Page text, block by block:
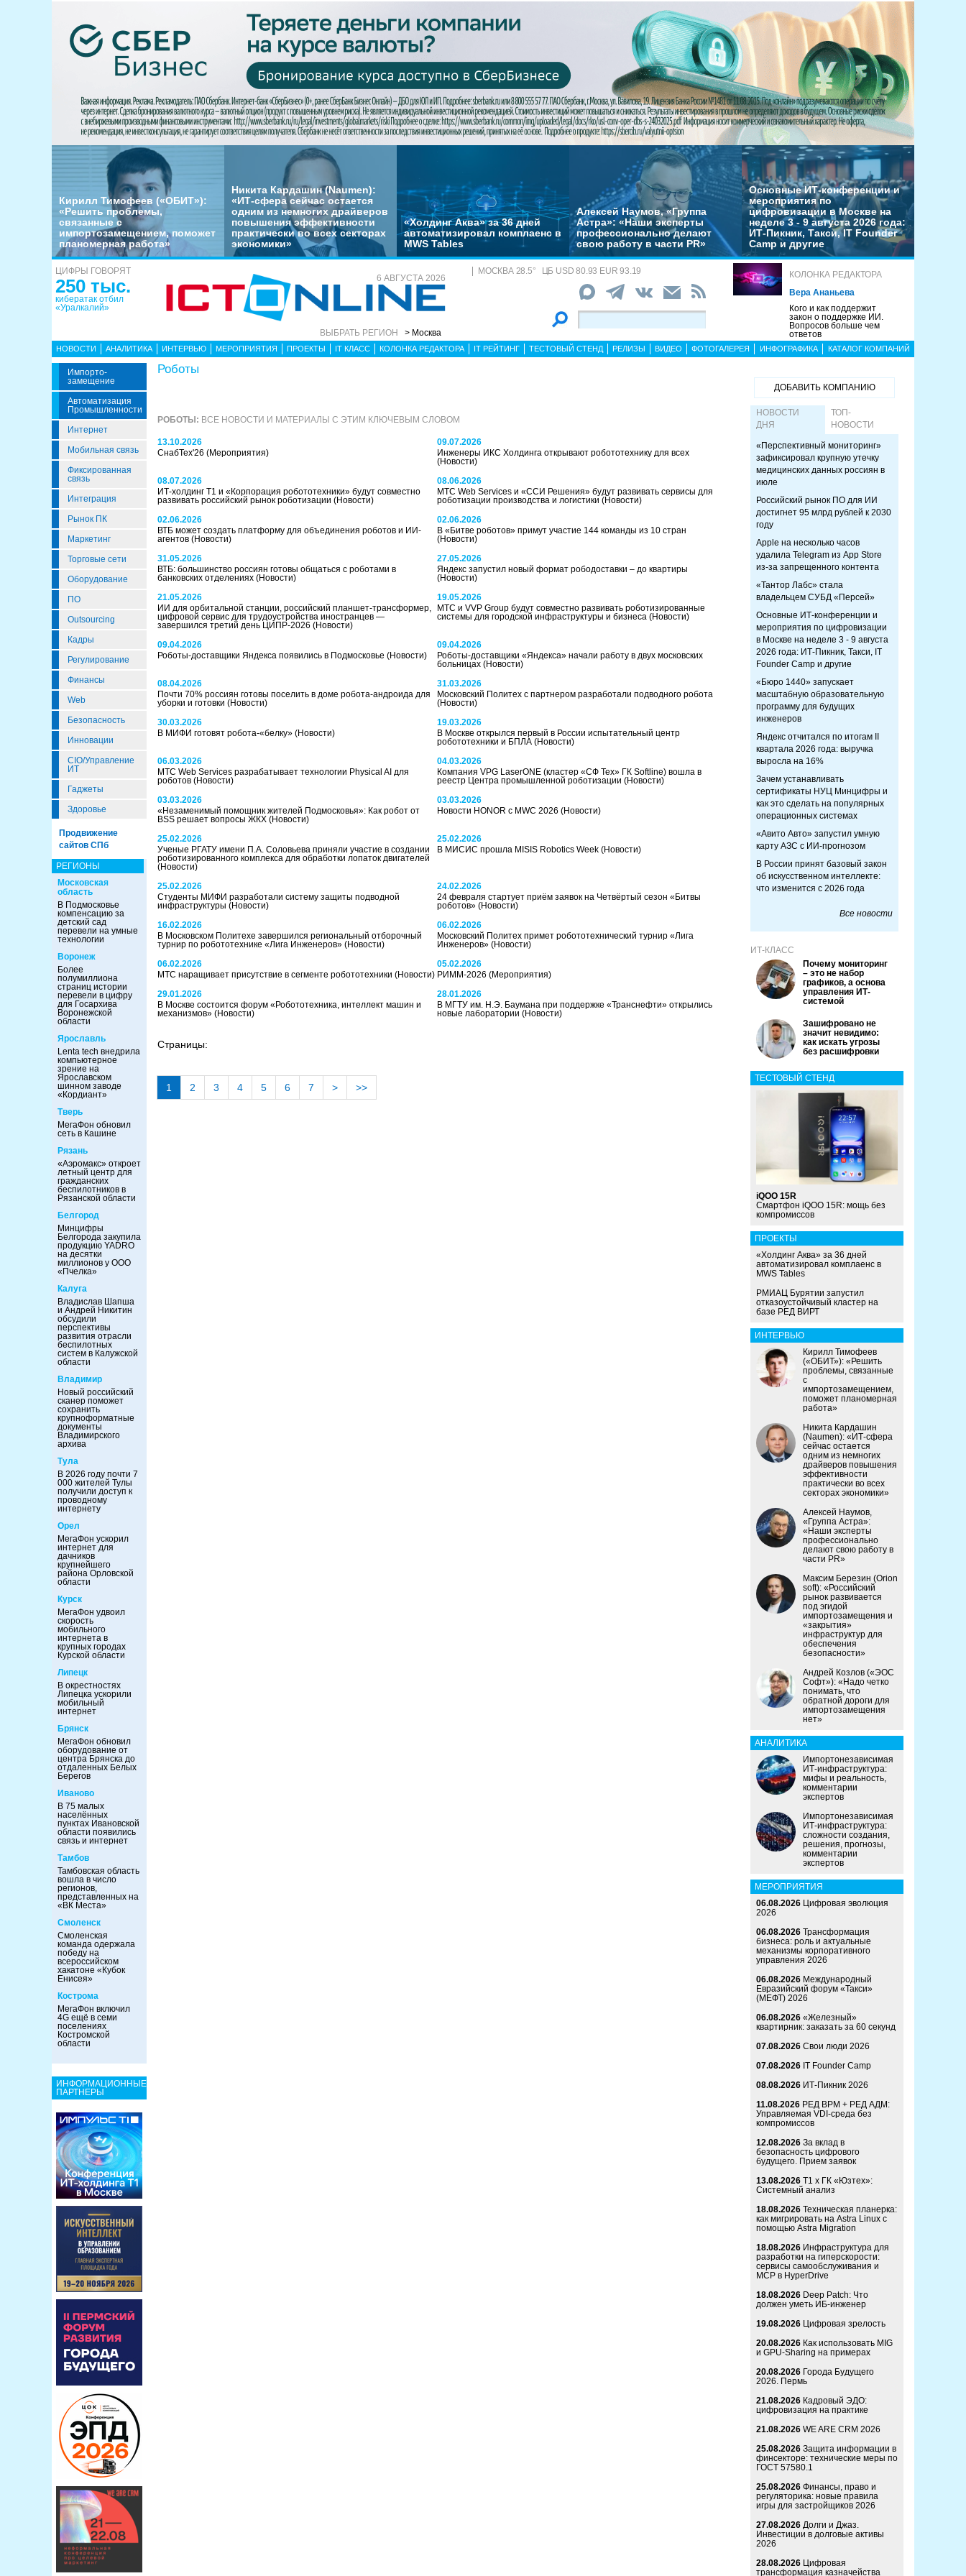
Кирилл Тимофеев («ОБИТ»):
«Решить проблемы,
связанные с
импортозамещением, поможет
планомерная работа»
Никита Кардашин (Naumen):
«ИТ-сфера сейчас остается
одним из немногих драйверов
повышения эффективности
практически во всех секторах
экономики»
«Холдинг Аква» за 36 дней
автоматизировал комплаенс в
MWS Tables
Алексей Наумов, «Группа
Астра»: «Наши эксперты
профессионально делают
свою работу в части PR»
Основные ИТ-конференции и
мероприятия по
цифровизации в Москве на
неделе 3 - 9 августа 2026 года:
ИТ-Пикник, Такси, IT Founder
Camp и другие
ЦИФРЫ ГОВОРЯТ
250 тыс.
кибератак отбил
«Уралкалий»
6 АВГУСТА 2026
ВЫБРАТЬ РЕГИОН > Москва
МОСКВА 28.5° ЦБ USD 80.93 EUR 93.19
КОЛОНКА РЕДАКТОРА
Вера Ананьева
Кого и как поддержит
закон о поддержке ИИ.
Вопросов больше чем
ответов
НОВОСТИ АНАЛИТИКА ИНТЕРВЬЮ МЕРОПРИЯТИЯ ПРОЕКТЫ IT КЛАСС КОЛОНКА РЕДАКТОРА IT РЕЙТИНГ ТЕСТОВЫЙ СТЕНД РЕЛИЗЫ ВИДЕО ФОТОГАЛЕРЕЯ ИНФОГРАФИКА КАТАЛОГ КОМПАНИЙ
Импорто­
Замещение
Автоматизация
Промышленности
Интернет
Мобильная связь
Фиксированная
связь
Интеграция
Рынок ПК
Маркетинг
Торговые сети
Оборудование
ПО
Outsourcing
Кадры
Регулирование
Финансы
Web
Безопасность
Инновации
CIO/Управление
ИТ
Гаджеты
Здоровье
Продвижение
сайтов СПб
РЕГИОНЫ
Московская
область
В Подмосковье
компенсацию за
детский сад
перевели на умные
технологии
Воронеж
Более
полумиллиона
страниц истории
перевели в цифру
для Госархива
Воронежской
области
Ярославль
Lenta tech внедрила
компьютерное
зрение на
Ярославском
шинном заводе
«Кордиант»
Тверь
МегаФон обновил
сеть в Кашине
Рязань
«Аэромакс» откроет
летный центр для
гражданских
беспилотников в
Рязанской области
Белгород
Минцифры
Белгорода закупила
продукцию YADRO
на десятки
миллионов у ООО
«Пчелка»
Калуга
Владислав Шапша
и Андрей Никитин
обсудили
перспективы
развития отрасли
беспилотных
систем в Калужской
области
Владимир
Новый российский
сканер поможет
сохранить
крупноформатные
документы
Владимирского
архива
Тула
В 2026 году почти 7
000 жителей Тулы
получили доступ к
проводному
интернету
Орел
МегаФон ускорил
интернет для
дачников
крупнейшего
района Орловской
области
Курск
МегаФон удвоил
скорость
мобильного
интернета в
крупных городах
Курской области
Липецк
В окрестностях
Липецка ускорили
мобильный
интернет
Брянск
МегаФон обновил
оборудование от
центра Брянска до
отдаленных Белых
Берегов
Иваново
В 75 малых
населённых
пунктах Ивановской
области появились
связь и интернет
Тамбов
Тамбовская область
вошла в число
регионов,
представленных на
«ВК Места»
Смоленск
Смоленская
команда одержала
победу на
всероссийском
хакатоне «Кубок
Енисея»
Кострома
МегаФон включил
4G ещё в семи
поселениях
Костромской
области
ИНФОРМАЦИОННЫЕ
ПАРТНЕРЫ
Роботы
РОБОТЫ: ВСЕ НОВОСТИ И МАТЕРИАЛЫ С ЭТИМ КЛЮЧЕВЫМ СЛОВОМ
13.10.2026
СнабТех'26 (Мероприятия)
09.07.2026
Инженеры ИКС Холдинга открывают робототехнику для всех
(Новости)
08.07.2026
ИТ-холдинг Т1 и «Корпорация робототехники» будут совместно
развивать российский рынок роботизации (Новости)
08.06.2026
МТС Web Services и «ССИ Решения» будут развивать сервисы для
роботизации производства и логистики (Новости)
02.06.2026
ВТБ может создать платформу для объединения роботов и ИИ-
агентов (Новости)
02.06.2026
В «Битве роботов» примут участие 144 команды из 10 стран
(Новости)
31.05.2026
ВТБ: большинство россиян готовы общаться с роботами в
банковских отделениях (Новости)
27.05.2026
Яндекс запустил новый формат рободоставки – до квартиры
(Новости)
21.05.2026
ИИ для орбитальной станции, российский планшет-трансформер,
цифровой сервис для трудоустройства иностранцев —
завершился третий день ЦИПР-2026 (Новости)
19.05.2026
МТС и VVP Group будут совместно развивать роботизированные
системы для городской инфраструктуры и бизнеса (Новости)
09.04.2026
Роботы-доставщики Яндекса появились в Подмосковье (Новости)
09.04.2026
Роботы-доставщики «Яндекса» начали работу в двух московских
больницах (Новости)
08.04.2026
Почти 70% россиян готовы поселить в доме робота-андроида для
уборки и готовки (Новости)
31.03.2026
Московский Политех с партнером разработали подводного робота
(Новости)
30.03.2026
В МИФИ готовят робота-«белку» (Новости)
19.03.2026
В Москве открылся первый в России испытательный центр
робототехники и БПЛА (Новости)
06.03.2026
МТС Web Services разрабатывает технологии Physical AI для
роботов (Новости)
04.03.2026
Компания VPG LaserONE (кластер «СФ Тех» ГК Softline) вошла в
реестр Центра промышленной роботизации (Новости)
03.03.2026
«Незаменимый помощник жителей Подмосковья»: Как робот от
BSS решает вопросы ЖКХ (Новости)
03.03.2026
Новости HONOR с MWC 2026 (Новости)
25.02.2026
Ученые РГАТУ имени П.А. Соловьева приняли участие в создании
роботизированного комплекса для обработки лопаток двигателей
(Новости)
25.02.2026
В МИСИС прошла MISIS Robotics Week (Новости)
25.02.2026
Студенты МИФИ разработали систему защиты подводной
инфраструктуры (Новости)
24.02.2026
24 февраля стартует приём заявок на Четвёртый сезон «Битвы
роботов» (Новости)
16.02.2026
В Московском Политехе завершился региональный отборочный
турнир по робототехнике «Лига Инженеров» (Новости)
06.02.2026
Московский Политех примет робототехнический турнир «Лига
Инженеров» (Новости)
06.02.2026
МТС наращивает присутствие в сегменте робототехники (Новости)
05.02.2026
РИММ-2026 (Мероприятия)
29.01.2026
В Москве состоится форум «Робототехника, интеллект машин и
механизмов» (Новости)
28.01.2026
В МГТУ им. Н.Э. Баумана при поддержке «Транснефти» открылись
новые лаборатории (Новости)
Страницы:
1 2 3 4 5 6 7 > >>
ДОБАВИТЬ КОМПАНИЮ
НОВОСТИ
ДНЯ
ТОП-
НОВОСТИ
«Перспективный мониторинг»
зафиксировал крупную утечку
медицинских данных россиян в
июле
Российский рынок ПО для ИИ
достигнет 95 млрд рублей к 2030
году
Apple на несколько часов
удалила Telegram из App Store
из-за запрещенного контента
«Тантор Лабс» стала
владельцем СУБД «Персей»
Основные ИТ-конференции и
мероприятия по цифровизации
в Москве на неделе 3 - 9 августа
2026 года: ИТ-Пикник, Такси, IT
Founder Camp и другие
«Бюро 1440» запускает
масштабную образовательную
программу для будущих
инженеров
Яндекс отчитался по итогам II
квартала 2026 года: выручка
выросла на 16%
Зачем устанавливать
сертификаты НУЦ Минцифры и
как это сделать на популярных
операционных системах
«Авито Авто» запустил умную
карту АЗС с ИИ-прогнозом
В России принят базовый закон
об искусственном интеллекте:
что изменится с 2026 года
Все новости
ИТ-КЛАСС
Почему мониторинг
– это не набор
графиков, а основа
управления ИТ-
системой
Зашифровано не
значит невидимо:
как искать угрозы
без расшифровки
ТЕСТОВЫЙ СТЕНД
iQOO 15R
Смартфон iQOO 15R: мощь без
компромиссов
ПРОЕКТЫ
«Холдинг Аква» за 36 дней
автоматизировал комплаенс в
MWS Tables
РМИАЦ Бурятии запустил
отказоустойчивый кластер на
базе РЕД ВИРТ
ИНТЕРВЬЮ
Кирилл Тимофеев
(«ОБИТ»): «Решить
проблемы, связанные
с
импортозамещением,
поможет планомерная
работа»
Никита Кардашин
(Naumen): «ИТ-сфера
сейчас остается
одним из немногих
драйверов повышения
эффективности
практически во всех
секторах экономики»
Алексей Наумов,
«Группа Астра»:
«Наши эксперты
профессионально
делают свою работу в
части PR»
Максим Березин (Orion
soft): «Российский
рынок развивается
под эгидой
импортозамещения и
«закрытия»
инфраструктур для
обеспечения
безопасности»
Андрей Козлов («ЭОС
Софт»): «Надо четко
понимать, что
обратной дороги для
импортозамещения
нет»
АНАЛИТИКА
Импортонезависимая
ИТ-инфраструктура:
мифы и реальность,
комментарии
экспертов
Импортонезависимая
ИТ-инфраструктура:
сложности создания,
решения, прогнозы,
комментарии
экспертов
МЕРОПРИЯТИЯ
06.08.2026 Цифровая эволюция
2026
06.08.2026 Трансформация
бизнеса: роль и актуальные
механизмы корпоративного
управления 2026
06.08.2026 Международный
Евразийский форум «Такси»
(МЕФТ) 2026
06.08.2026 «Железный»
квартирник: заказать за 60 секунд
07.08.2026 Свои люди 2026
07.08.2026 IT Founder Camp
08.08.2026 ИТ-Пикник 2026
11.08.2026 РЕД ВРМ + РЕД АДМ:
Управляемая VDI-среда без
компромиссов
12.08.2026 За вклад в
безопасность цифрового
будущего. Прием заявок
13.08.2026 Т1 x ГК «Юзтех»:
Системный анализ
18.08.2026 Техническая планерка:
как мигрировать на Astra Linux с
помощью Astra Migration
18.08.2026 Инфраструктура для
разработки на гиперскорости:
сервисы самообслуживания и
MCP в HyperDrive
18.08.2026 Deep Patch: Что
должен уметь ИБ-инженер
19.08.2026 Цифровая зрелость
20.08.2026 Как использовать MIG
и GPU-Sharing на примерах
20.08.2026 Города Будущего
2026. Пермь
21.08.2026 Кадровый ЭДО:
цифровизация на практике
21.08.2026 WE ARE CRM 2026
25.08.2026 Защита информации в
финсекторе: технические меры по
ГОСТ 57580.1
25.08.2026 Финансы, право и
регуляторика: новые правила
игры для застройщиков 2026
27.08.2026 Долги и Джаз.
Инвестиции в долговые активы
2026
28.08.2026 Цифровая
трансформация казначейства